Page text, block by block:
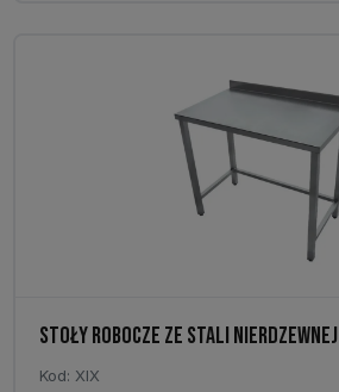
STOŁY ROBOCZE ZE STALI NIERDZEWNEJ
Kod: XIX